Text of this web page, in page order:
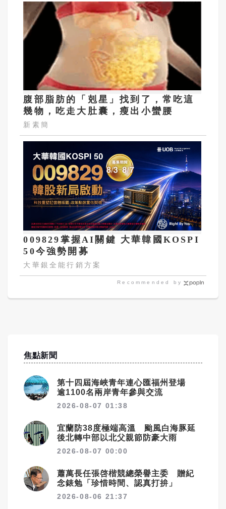
腹部脂肪的「剋星」找到了，常吃這
幾物，吃走大肚囊，瘦出小蠻腰
新素簡
009829掌握AI關鍵 大華韓國KOSPI
50今強勢開募
大華銀全能行銷方案
Recommended by
焦點新聞
第十四屆海峽青年連心匯福州登場
逾1100名兩岸青年參與交流
2026-08-07 01:38
宜蘭防38度極端高溫 颱風白海豚延
後北轉中部以北父親節防豪大雨
2026-08-07 00:00
蕭萬長任張啓楷競總榮譽主委 贈紀
念錶勉「珍惜時間、認真打拚」
2026-08-06 21:37